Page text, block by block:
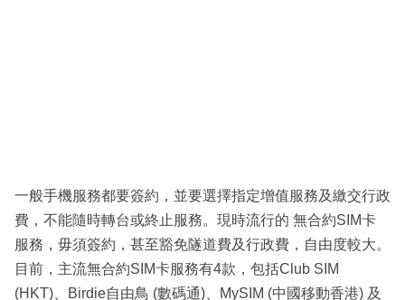
區
一般手機服務都要簽約，並要選擇指定增值服務及繳交行政
費，不能隨時轉台或終止服務。現時流行的 無合約SIM卡
服務，毋須簽約，甚至豁免隧道費及行政費，自由度較大。
目前，主流無合約SIM卡服務有4款，包括Club SIM
(HKT)、Birdie自由鳥 (數碼通)、MySIM (中國移動香港) 及